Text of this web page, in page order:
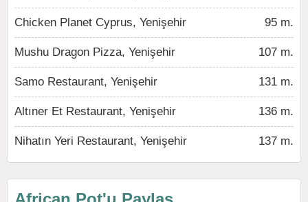
Chicken Planet Cyprus, Yenişehir 95 m.
Mushu Dragon Pizza, Yenişehir 107 m.
Samo Restaurant, Yenişehir 131 m.
Altıner Et Restaurant, Yenişehir 136 m.
Nihatın Yeri Restaurant, Yenişehir 137 m.